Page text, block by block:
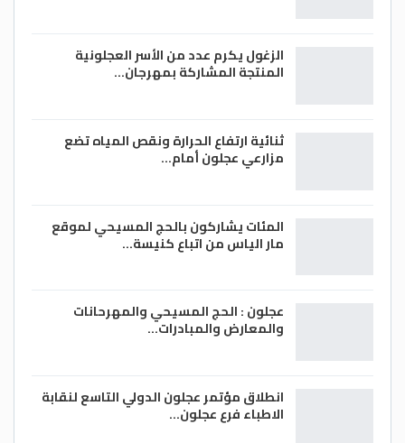
الزغول يكرم عدد من الأسر العجلونية
المنتجة المشاركة بمهرجان…
ثنائية ارتفاع الحرارة ونقص المياه تضع
مزارعي عجلون أمام…
المئات يشاركون بالحج المسيحي لموقع
مار الياس من اتباع كنيسة…
عجلون : الحج المسيحي والمهرحانات
والمعارض والمبادرات…
انطلاق مؤتمر عجلون الدولي التاسع لنقابة
الاطباء فرع عجلون…